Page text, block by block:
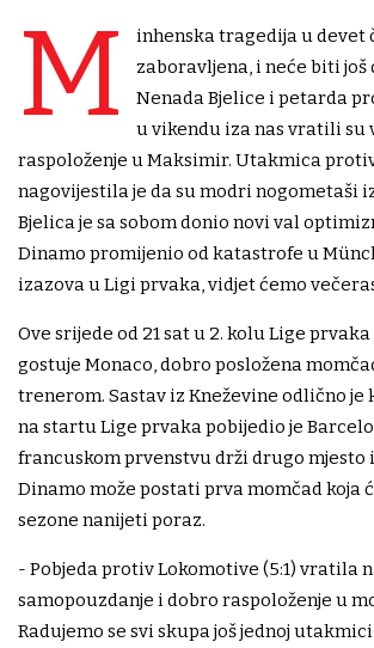
M
inhenska tragedija u devet
zaboravljena, i neće biti
Nenada Bjelice i petarda
u vikendu iza nas vratili su
raspoloženje u Maksimir. Utakmica
nagovijestila je da su modri nogometaši
Bjelica je sa sobom donio novi val
Dinamo promijenio od katastrofe u
izazova u Ligi prvaka, vidjet ćemo
Ove srijede od 21 sat u 2. kolu Lige
gostuje Monaco, dobro posložena
trenerom. Sastav iz Kneževine odlično je
na startu Lige prvaka pobijedio je
francuskom prvenstvu drži drugo mjesto
Dinamo može postati prva momčad koja
sezone nanijeti poraz.
- Pobjeda protiv Lokomotive (5:1) vratila
samopouzdanje i dobro raspoloženje u
Radujemo se svi skupa još jednoj